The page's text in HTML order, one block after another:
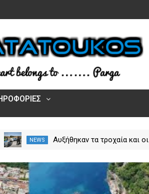
NEWS
Αυξήθηκαν τα τροχαία και οι